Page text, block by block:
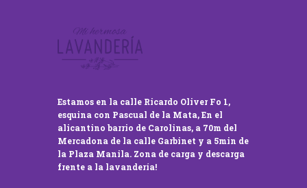
Estamos en la calle Ricardo Oliver Fo 1,
esquina con Pascual de la Mata, En el
alicantino barrio de Carolinas, a 70m del
Mercadona de la calle Garbinet y a 5min de
la Plaza Manila. Zona de carga y descarga
frente a la lavandería!